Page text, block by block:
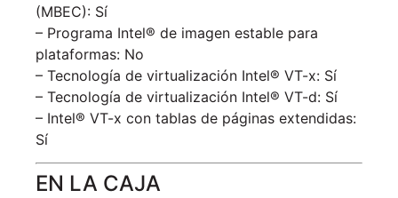
(MBEC): Sí
– Programa Intel® de imagen estable para
plataformas: No
– Tecnología de virtualización Intel® VT-x: Sí
– Tecnología de virtualización Intel® VT-d: Sí
– Intel® VT-x con tablas de páginas extendidas:
Sí
EN LA CAJA